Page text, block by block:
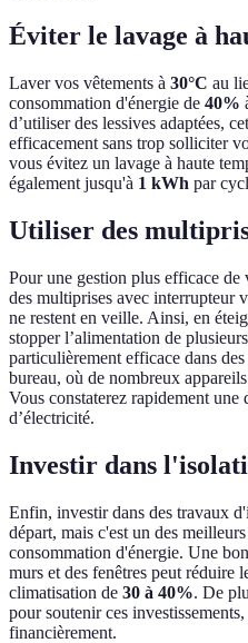
Éviter le lavage à
Laver vos vêtements à 30°C au
consommation d'énergie de 40%
d’utiliser des lessives adaptées,
efficacement sans trop solliciter
vous évitez un lavage à haute
également jusqu'à 1 kWh par
Utiliser des
Pour une gestion plus efficace
des multiprises avec interrupteur
ne restent en veille. Ainsi, en
stopper l’alimentation de
particulièrement efficace dans
bureau, où de nombreux
Vous constaterez rapidement
d’électricité.
Investir dans
Enfin, investir dans des travaux
départ, mais c'est un des
consommation d'énergie. Une
murs et des fenêtres peut réduire
climatisation de 30 à 40%. De
pour soutenir ces
financièrement.